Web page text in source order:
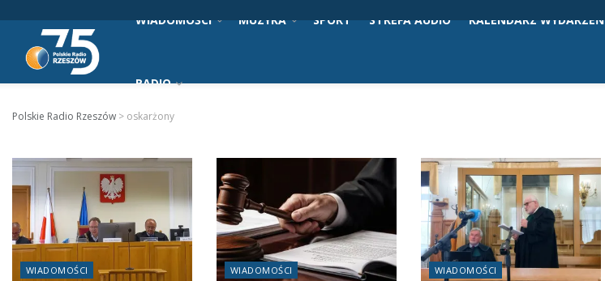
WIADOMOŚCI MUZYKA SPORT STREFA AUDIO KALENDARZ WYDARZEŃ
RADIO
Polskie Radio Rzeszów > oskarżony
WIADOMOŚCI WIADOMOŚCI WIADOMOŚCI